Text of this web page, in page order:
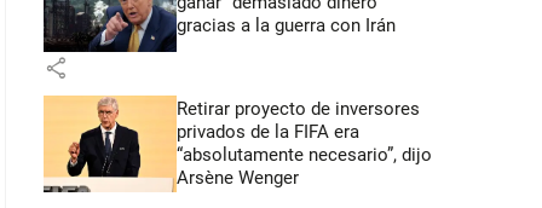
gracias a la guerra con Irán
share
Retirar proyecto de inversores
privados de la FIFA era
“absolutamente necesario”, dijo
Arsène Wenger